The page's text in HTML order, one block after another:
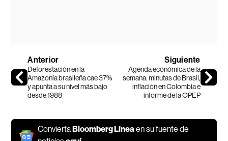
Anterior
Deforestación en la
Amazonía brasileña cae 37%
y apunta a su nivel más bajo
desde 1988
Siguiente
Agenda económica de la
semana: minutas de Brasil,
inflación en Colombia e
informe de la OPEP
ConviertaBloomberg Líneaen su fuente de